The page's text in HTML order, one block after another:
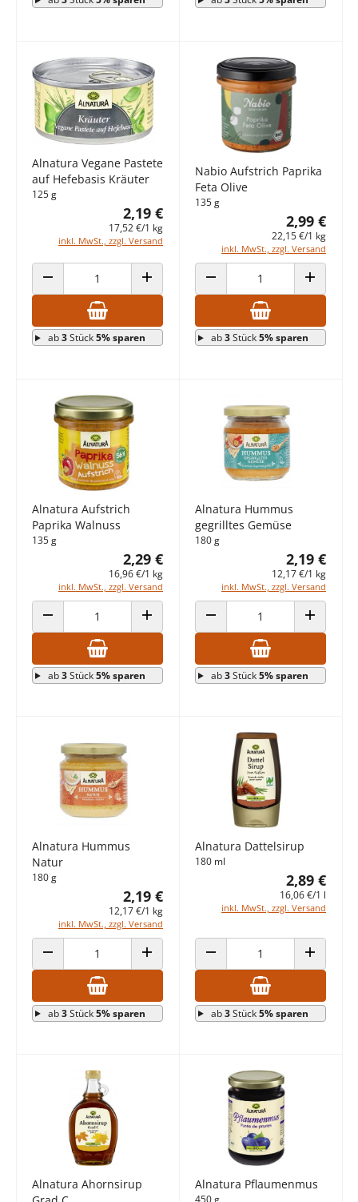
Alnatura Vegane Pastete
auf Hefebasis Kräuter
125 g
2,19 €
17,52 €/1 kg
inkl. MwSt., zzgl. Versand
ANZAHL VERRINGERN ANZAHL ERHÖHEN
ab3Stück5% sparen
Nabio Aufstrich Paprika
Feta Olive
135 g
2,99 €
22,15 €/1 kg
inkl. MwSt., zzgl. Versand
ANZAHL VERRINGERN ANZAHL
ab3Stück5% sparen
Alnatura Aufstrich
Paprika Walnuss
135 g
2,29 €
16,96 €/1 kg
inkl. MwSt., zzgl. Versand
ANZAHL VERRINGERN ANZAHL ERHÖHEN
ab3Stück5% sparen
Alnatura Hummus
gegrilltes Gemüse
180 g
2,19 €
12,17 €/1 kg
inkl. MwSt., zzgl. Versand
ANZAHL VERRINGERN ANZAHL
ab3Stück5% sparen
Alnatura Hummus
Natur
180 g
2,19 €
12,17 €/1 kg
inkl. MwSt., zzgl. Versand
ANZAHL VERRINGERN ANZAHL ERHÖHEN
ab3Stück5% sparen
Alnatura Dattelsirup
180 ml
2,89 €
16,06 €/1 l
inkl. MwSt., zzgl. Versand
ANZAHL VERRINGERN ANZAHL
ab3Stück5% sparen
Alnatura Ahornsirup
Alnatura Pflaumenmus